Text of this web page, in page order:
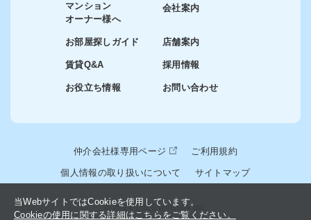
マンション
オーナー様へ
お部屋探しガイド
賃貸Q&A
お役立ち情報
会社案内
店舗案内
採用情報
お問い合わせ
仲介会社様専用ページ ご利用規約
個人情報の取り扱いについて サイトマップ
© 2024-2026 winslink Inc.
当WebサイトではCookieを使用しています。
Cookieの使用に関する詳細はこちらをご覧ください。